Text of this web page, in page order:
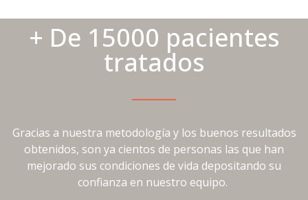
+ De 15000 pacientes
tratados
Gracias a nuestra metodología y los buenos resultados
obtenidos, son ya cientos de personas las que han
mejorado sus condiciones de vida depositando su
confianza en nuestro equipo.